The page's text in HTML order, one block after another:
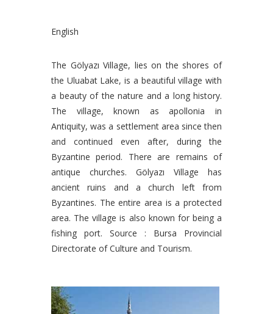
English
The Gölyazı Village, lies on the shores of
the Uluabat Lake, is a beautiful village with
a beauty of the nature and a long history.
The village, known as apollonia in
Antiquity, was a settlement area since then
and continued even after, during the
Byzantine period. There are remains of
antique churches. Gölyazı Village has
ancient ruins and a church left from
Byzantines. The entire area is a protected
area. The village is also known for being a
fishing port. Source : Bursa Provincial
Directorate of Culture and Tourism.